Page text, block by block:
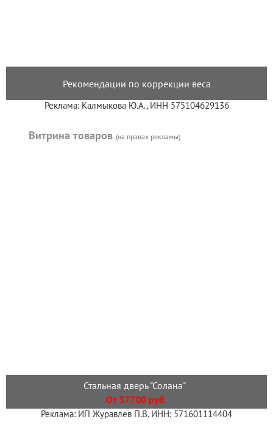
Рекомендации по коррекции веса
Реклама: Калмыкова Ю.А., ИНН 575104629136
Витрина товаров (на правах рекламы)
Стальная дверь "Солана"
От 37700 руб.
Реклама: ИП Журавлев П.В. ИНН: 571601114404